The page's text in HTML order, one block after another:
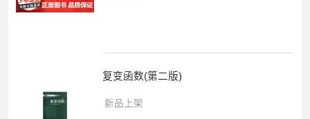
复变函数(第二版)
新品上架